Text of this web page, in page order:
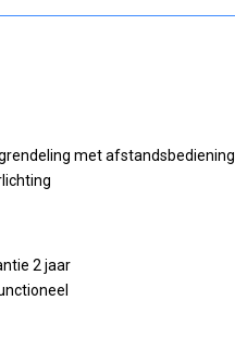
met afstandsbediening
2 jaar